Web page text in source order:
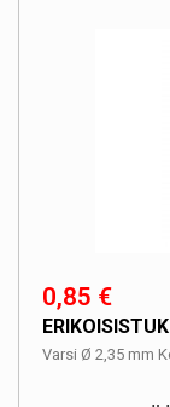
0,85 €
Varsi Ø 2,35 mm